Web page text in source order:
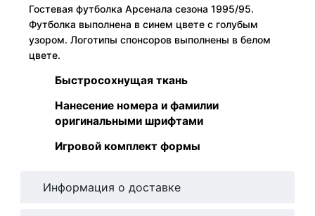
Гостевая футболка Арсенала сезона 1995/95.
Футболка выполнена в синем цвете с голубым
узором. Логотипы спонсоров выполнены в белом
цвете.
Быстросохнущая ткань
Нанесение номера и фамилии
оригинальными шрифтами
Игровой комплект формы
Информация о доставке